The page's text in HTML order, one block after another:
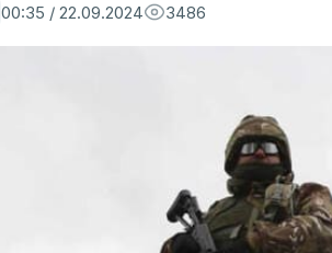
00:35 / 22.09.2024 3486